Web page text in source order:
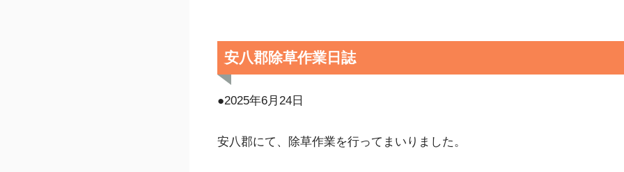
安八郡除草作業日誌
●2025年6月24日
安八郡にて、除草作業を行ってまいりました。